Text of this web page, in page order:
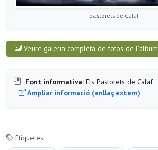
pastorets de calaf
Veure galeria completa de fotos de l'àlbum
Font informativa: Els Pastorets de Calaf
Ampliar informació (enllaç extern)
Etiquetes: